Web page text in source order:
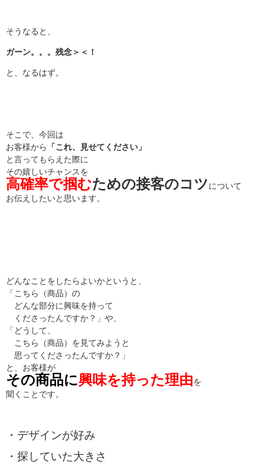
そうなると、
ガーン。。。残念＞＜！
と、なるはず。
そこで、今回は
お客様から
「これ、見せてください」
と言ってもらえた際に
その嬉しいチャンスを
高確率で掴むための接客のコツについて
お伝えしたいと思います。
どんなことをしたらよいかというと、
「こちら（商品）の
どんな部分に興味を持って
くださったんですか？」や、
「どうして、
こちら（商品）を見てみようと
思ってくださったんですか？」
と、お客様が
その商品に興味を持った理由を
聞くことです。
・デザインが好み
・探していた大きさ